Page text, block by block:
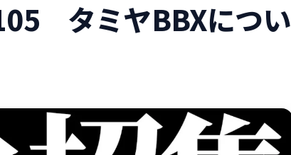
タミヤBBXについ